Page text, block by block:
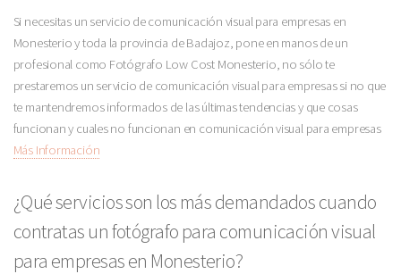
Si necesitas un servicio de comunicación visual para empresas en
Monesterio y toda la provincia de Badajoz, pone en manos de un
profesional como Fotógrafo Low Cost Monesterio, no sólo te
prestaremos un servicio de comunicación visual para empresas si no que
te mantendremos informados de las últimas tendencias y que cosas
funcionan y cuales no funcionan en comunicación visual para empresas
Más Información
¿Qué servicios son los más demandados cuando
contratas un fotógrafo para comunicación visual
para empresas en Monesterio?